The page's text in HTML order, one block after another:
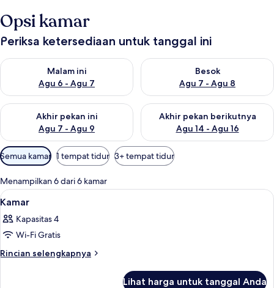
Opsi kamar
Periksa ketersediaan untuk tanggal ini
Malam ini
Agu 6 - Agu 7
Periksa ketersediaan untuk malam ini Agu 6 - Agu 7
Besok
Agu 7 - Agu 8
Periksa ketersediaan untuk
Akhir pekan ini
Agu 7 - Agu 9
Periksa ketersediaan untuk akhir pekan ini Agu 7 - Agu 9
Akhir pekan berikutnya
Agu 14 - Agu 16
Periksa ketersediaan untuk
Filter
tersedia
untuk
kamar
Semua kamar 1 tempat tidur 3+ tempat tidur
Menampilkan 6 dari 6 kamar
Lihat
semua
foto
untuk
Kamar
Seprai premium, minibar, brankas,
7
Kamar
Kapasitas 4
Wi-Fi Gratis
Rincian selengkapnya
Rincian
Lihat harga untuk tanggal Anda